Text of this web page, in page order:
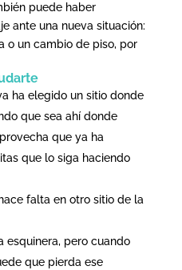
puede haber
ante una nueva situación:
o un cambio de piso, por
ha elegido un sitio donde
que sea ahí donde
que ya ha
que lo siga haciendo
falta en otro sitio de la
esquinera, pero cuando
que pierda ese